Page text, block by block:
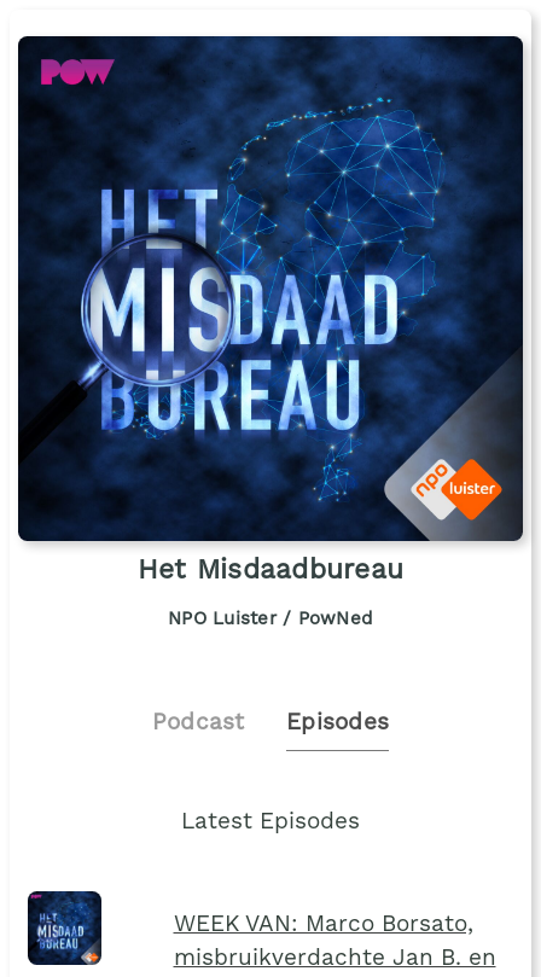
Het Misdaadbureau
NPO Luister / PowNed
Podcast Episodes
Latest Episodes
WEEK VAN: Marco Borsato,
misbruikverdachte Jan B. en